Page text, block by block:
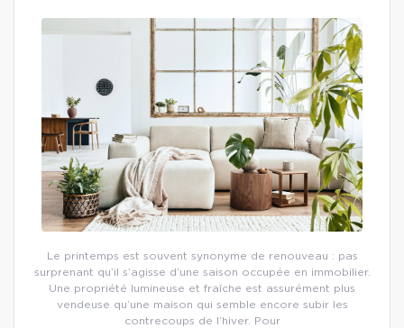
Le printemps est souvent synonyme de renouveau : pas
surprenant qu’il s’agisse d’une saison occupée en immobilier.
Une propriété lumineuse et fraîche est assurément plus
vendeuse qu’une maison qui semble encore subir les
contrecoups de l’hiver. Pour